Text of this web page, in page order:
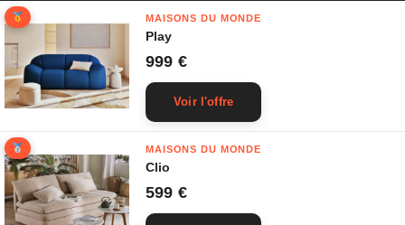
MAISONS DU MONDE
Play
999 €
Voir l'offre
MAISONS DU MONDE
Clio
599 €